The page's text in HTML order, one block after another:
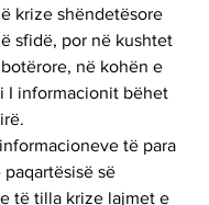
krize shëndetësore
sfidë, por në kushtet
në kohën e
I informacionit bëhet
të para
së
të tilla krize lajmet e